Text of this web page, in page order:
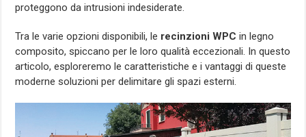
proteggono da intrusioni indesiderate.
Tra le varie opzioni disponibili, le recinzioni WPC in legno
composito, spiccano per le loro qualità eccezionali. In questo
articolo, esploreremo le caratteristiche e i vantaggi di queste
moderne soluzioni per delimitare gli spazi esterni.